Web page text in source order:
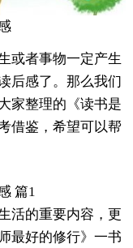
或者事物一定产生
后感了。那么我们
家整理的《读书是
借鉴，希望可以帮
篇1
活的重要内容，更
最好的修行》一书